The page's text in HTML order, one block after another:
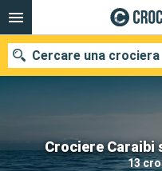
Crociere Caraibi
13
Cercare una crociera
Le nostre destinazioni